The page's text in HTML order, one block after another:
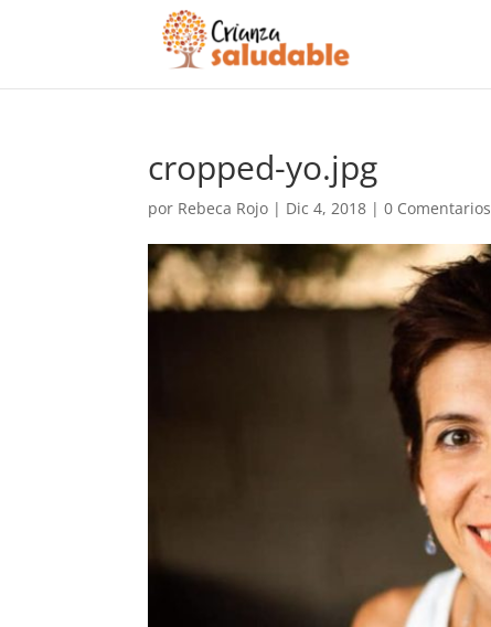
cropped-yo.jpg
por Rebeca Rojo | Dic 4, 2018 |0 Comentarios